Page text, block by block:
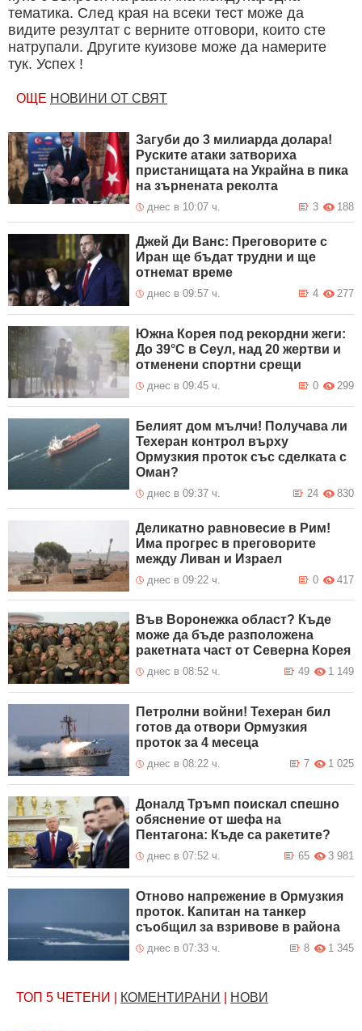
тематика. След края на всеки тест може да
видите резултат с верните отговори, които сте
натрупали. Другите куизове може да намерите
тук. Успех !
ОЩЕ НОВИНИ ОТ СВЯТ
Зaгyби дo 3 милиapдa дoлapa!
Руските атаки затвориха
пристанищата на Украйна в пика
на зърнената реколта
днес в 10:07 ч. 188
3
Джей Ди Ванс: Преговорите с
Иран ще бъдат трудни и ще
отнемат време
днес в 09:57 ч. 277
4
Южна Корея под рекордни жеги:
До 39°C в Сеул, над 20 жертви и
отменени спортни срещи
днес в 09:45 ч. 299
0
Белият дом мълчи! Получава ли
Техеран контрол върху
Ормузкия проток със сделката с
Оман?
днес в 09:37 ч. 830
24
Деликатно равновесие в Рим!
Има прогрес в преговорите
между Ливан и Израел
днес в 09:22 ч. 417
0
Във Воронежка област? Къде
може да бъде разположена
ракетната част от Северна Корея
днес в 08:52 ч. 1 149
49
Петролни войни! Техеран бил
готов да отвори Ормузкия
проток за 4 месеца
днес в 08:22 ч. 1 025
7
Доналд Тръмп поискал спешно
обяснение от шефа на
Пентагона: Къде са ракетите?
днес в 07:52 ч. 3 981
65
Отново напрежение в Ормузкия
проток. Капитан на танкер
съобщил за взривове в района
днес в 07:33 ч. 1 345
8
ТОП 5 ЧЕТЕНИ КОМЕНТИРАНИ НОВИ